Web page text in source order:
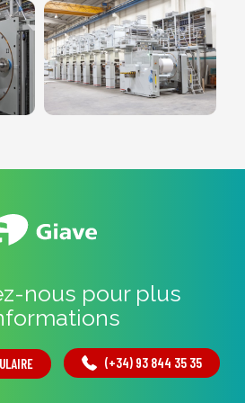
nous pour plus
(+34) 93 844 35 35